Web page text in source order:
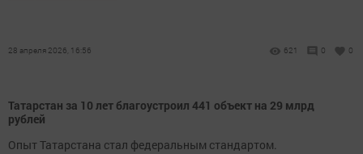
28 апреля 2026, 16:56 621 0 0
Татарстан за 10 лет благоустроил 441 объект на 29 млрд
рублей
Опыт Татарстана стал федеральным стандартом.